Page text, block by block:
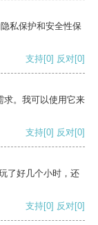
私保护和安全性保
支持[0] 反对[0]
求。我可以使用它来
支持[0] 反对[0]
了好几个小时，还
支持[0] 反对[0]